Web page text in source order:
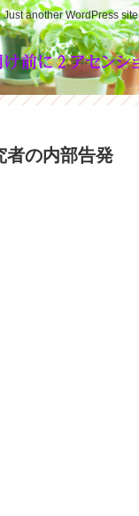
Just another WordPress site
者の内部告発